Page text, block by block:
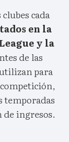
cada
en la
y la
de las
para
competición,
temporadas
ingresos.